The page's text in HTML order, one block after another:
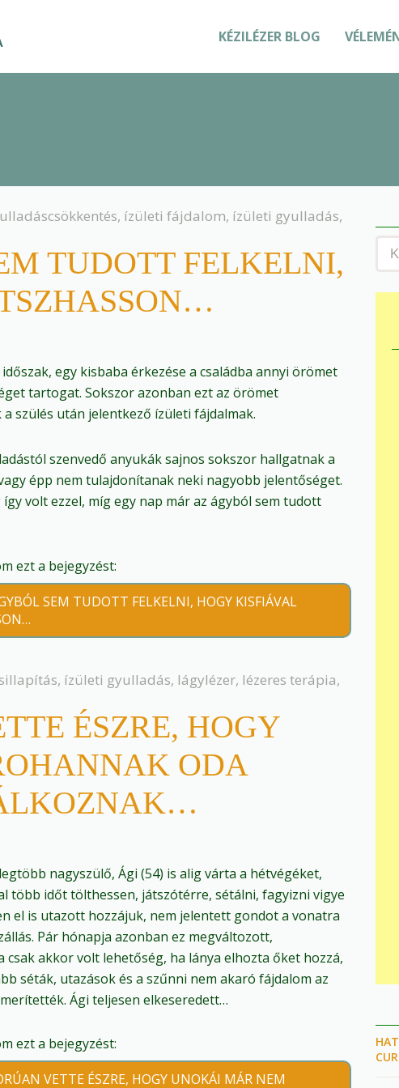
KÉZILÉZER BLOG
, ízületi fájdalom, ízületi gyulladás,
TUDOTT FELKELNI,
egy kisbaba érkezése a családba annyi örömet
tartogat. Sokszor azonban ezt az örömet
szülés után jelentkező ízületi fájdalmak.
szenvedő anyukák sajnos sokszor hallgatnak a
épp nem tulajdonítanak neki nagyobb jelentőséget.
volt ezzel, míg egy nap már az ágyból sem tudott
ezt a bejegyzést:
SEM TUDOTT FELKELNI, HOGY KISFIÁVAL
, ízületi gyulladás, lágylézer, lézeres terápia,
ÉSZRE, HOGY
ODA
nagyszülő, Ági (54) is alig várta a hétvégéket,
több időt tölthessen, játszótérre, sétálni, fagyizni vigye
el is utazott hozzájuk, nem jelentett gondot a vonatra
Pár hónapja azonban ez megváltozott,
csak akkor volt lehetőség, ha lánya elhozta őket hozzá,
séták, utazások és a szűnni nem akaró fájdalom az
Ági teljesen elkeseredett…
ezt a bejegyzést:
VETTE ÉSZRE, HOGY UNOKÁI MÁR NEM